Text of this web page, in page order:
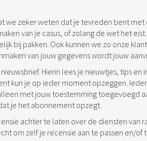
we zeker weten dat je tevreden bent
van je casus, of zolang de wet het
bij pakken. Ook kunnen we zo onze
van jouw gegevens wordt jouw
Hierin lees je nieuwtjes, tips en
kun je op ieder moment opzeggen.
met jouw toestemming toegevoegd
je het abonnement opzegt.
achter te laten over de diensten van
om zelf je recensie aan te passen en/of